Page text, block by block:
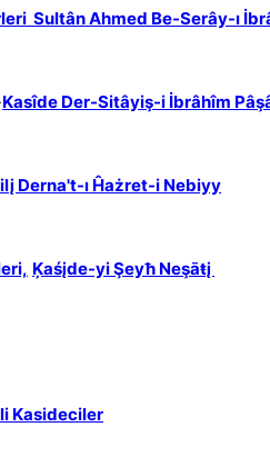
Sultân Ahmed Be-Serây-ı
Kasîde Der-Sitâyiş-i İbrâhîm
Derna't-ı Ĥażret-i Nebiyy
Ķaśįde-yi Şeyħ Neşāŧį
Kasideciler